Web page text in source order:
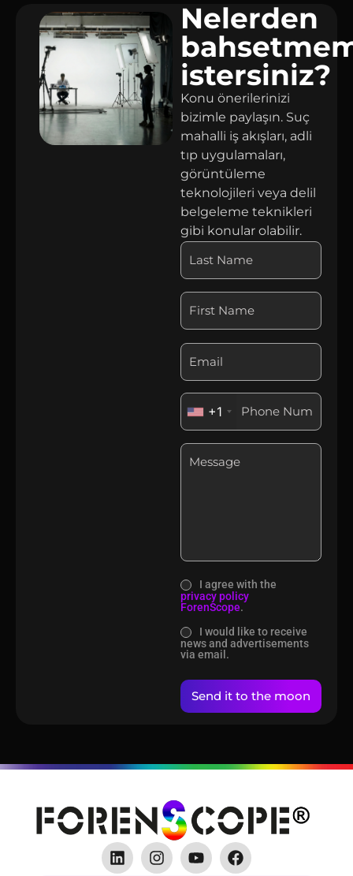
Nelerden
istersiniz?
Konu önerilerinizi
bizimle paylaşın. Suç
mahalli iş akışları, adli
tıp uygulamaları,
görüntüleme
teknolojileri veya delil
belgeleme teknikleri
gibi konular olabilir.
+1
I agree with the
privacy policy
ForenScope.
I would like to receive
news and advertisements
via email.